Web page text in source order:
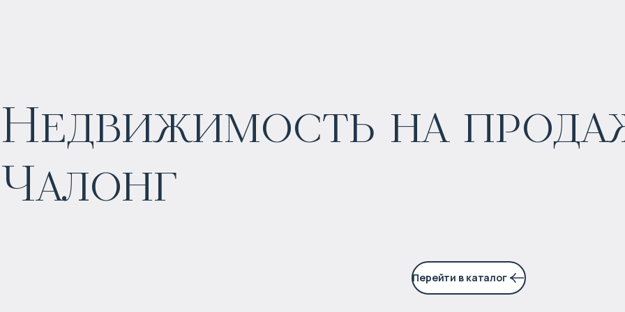
Недвижимость на
Чалонг
$ 1 253 012
Прогнозируемый доход
6% годовых
$1 957 024
Перейти в каталог